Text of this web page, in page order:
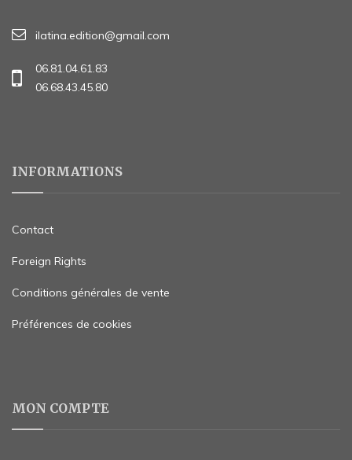
ilatina.edition@gmail.com
06.81.04.61.83
06.68.43.45.80
INFORMATIONS
Contact
Foreign Rights
Conditions générales de vente
Préférences de cookies
MON COMPTE